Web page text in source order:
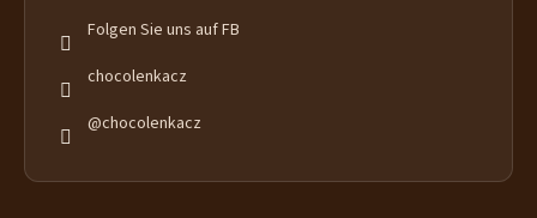
Folgen Sie uns auf FB
chocolenkacz
@chocolenkacz